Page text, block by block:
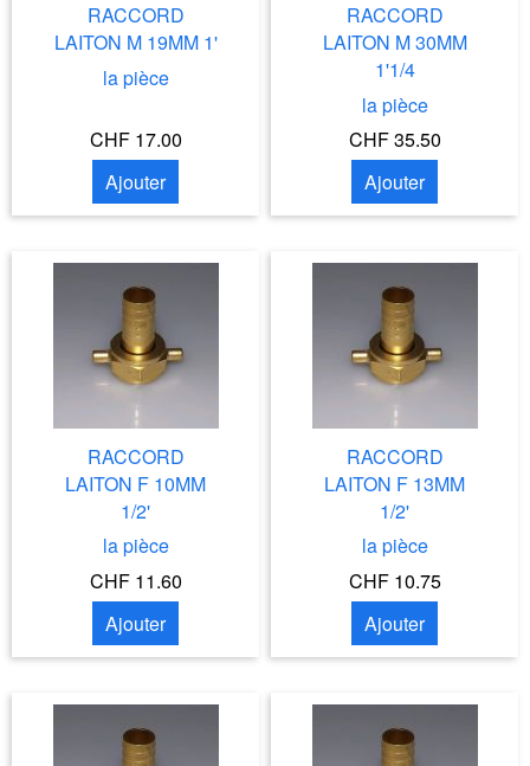
RACCORD
LAITON M 19MM 1'
la pièce
CHF 17.00
Ajouter
RACCORD
LAITON M 30MM
1'1/4
la pièce
CHF 35.50
Ajouter
RACCORD
LAITON F 10MM
1/2'
la pièce
CHF 11.60
Ajouter
RACCORD
LAITON F 13MM
1/2'
la pièce
CHF 10.75
Ajouter